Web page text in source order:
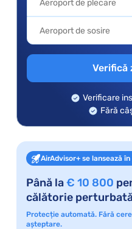
Verifică
Verificare
Fără
AirAdvisor+ se lansează
Până la€ 10 800
călătorie
Protecție automată. Fără
așteptare.